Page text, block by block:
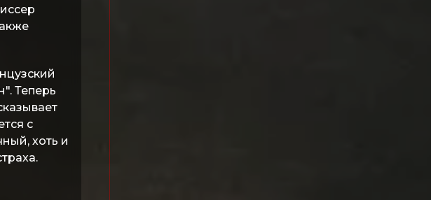
Теперь
с
хоть и